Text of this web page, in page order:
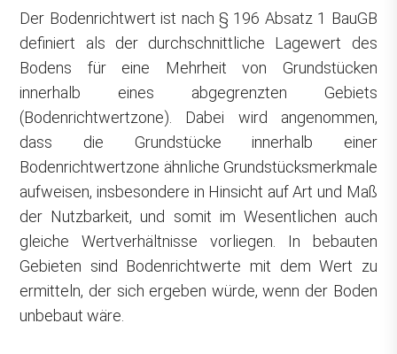
Der Bodenrichtwert ist nach § 196 Absatz 1 BauGB
definiert als der durchschnittliche Lagewert des
Bodens für eine Mehrheit von Grundstücken
innerhalb eines abgegrenzten Gebiets
(Bodenrichtwertzone). Dabei wird angenommen,
dass die Grundstücke innerhalb einer
Bodenrichtwertzone ähnliche Grundstücksmerkmale
aufweisen, insbesondere in Hinsicht auf Art und Maß
der Nutzbarkeit, und somit im Wesentlichen auch
gleiche Wertverhältnisse vorliegen. In bebauten
Gebieten sind Bodenrichtwerte mit dem Wert zu
ermitteln, der sich ergeben würde, wenn der Boden
unbebaut wäre.